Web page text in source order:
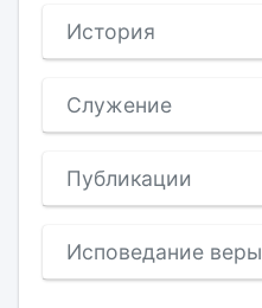
История
Служение
Публикации
Исповедание веры